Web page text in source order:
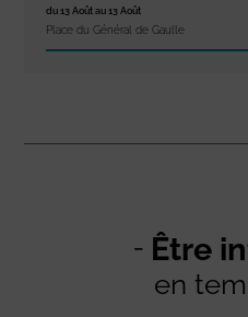
du 13 Août au 13 Août
Place du Général de Gaulle
Être
en